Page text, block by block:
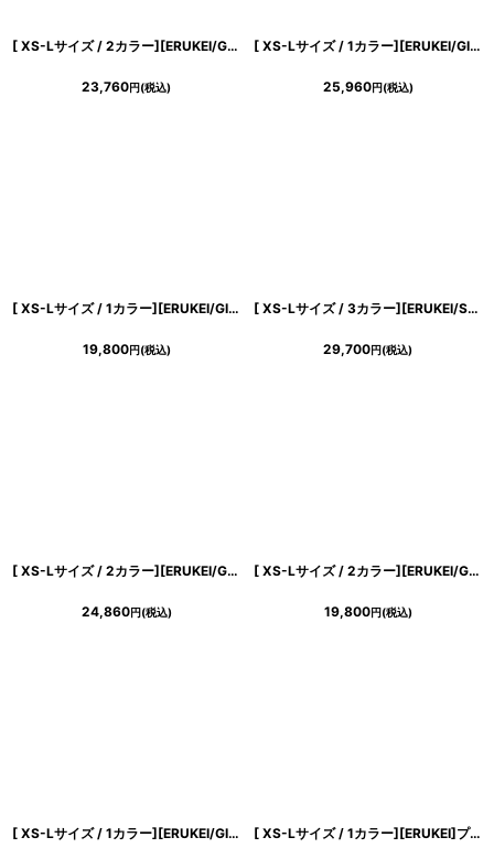
[ XS-Lサイズ / 2カラー][ERUKEI/GINZA COUTURE]半袖・Aライン・お花ボタン・フェイクポケット・ミニドレス・ワンピース[送料無料]
23,760円(税込)
[ XS-Lサイズ / 1カラー][ERUKEI/GINZA COUTURE]ドット柄・スパンコール・ラインストーン・ポケット・ノースリーブ・Aライン・ミニドレス・ワンピース[送料無料]
25,960円(税込)
[ XS-Lサイズ / 1カラー][ERUKEI/GINZA COUTURE]プリント・ドット柄・ベルト付き・ティアード・フレア・Aライン・ノースリーブ・ミニドレス・ワンピース[送料無料]
19,800円(税込)
[ XS-Lサイズ / 3カラー][ERUKEI/SETTAN]シンプル・ラインストーン・ノースリーブ・Aライン・ミニドレス・ワンピース[送料無料]
29,700円(税込)
[ XS-Lサイズ / 2カラー][ERUKEI/GINZA COUTURE]シンプル・ラインストーン・パール・フリルスリーブ・Aライン・ミニドレス・ワンピース[送料無料]
24,860円(税込)
[ XS-Lサイズ / 2カラー][ERUKEI/GINZA COUTURE]ラインストーン・シンプル・フリルスリーブ・Aライン・ミニドレス・ワンピース[送料無料]
19,800円(税込)
[ XS-Lサイズ / 1カラー][ERUKEI/GINZA COUTURE]バイカラー・オフショルダー・Vネック・フラワーコサージュ・パール・Aライン・ミニドレス・ワンピース[送料無料] [ XS-Lサイズ / 1カラー][ERUKEI]プリント・花柄・Vネック・ノースリーブ・ティアード・フリル・切替・Aライン・ミニドレス・ワンピース[送料無料]